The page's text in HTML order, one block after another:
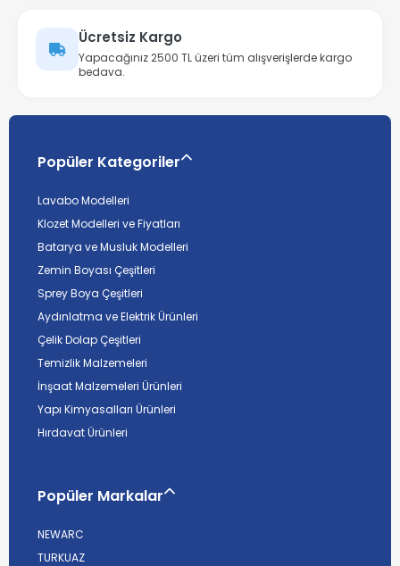
Ücretsiz Kargo
Yapacağınız 2500 TL üzeri tüm alışverişlerde kargo
bedava.
Popüler Kategoriler
Lavabo Modelleri
Klozet Modelleri ve Fiyatları
Batarya ve Musluk Modelleri
Zemin Boyası Çeşitleri
Sprey Boya Çeşitleri
Aydınlatma ve Elektrik Ürünleri
Çelik Dolap Çeşitleri
Temizlik Malzemeleri
İnşaat Malzemeleri Ürünleri
Yapı Kimyasalları Ürünleri
Hırdavat Ürünleri
Popüler Markalar
NEWARC
TURKUAZ